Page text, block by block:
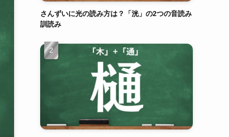
さんずいに光の読み方は？「洸」の2つの音読み
訓読み